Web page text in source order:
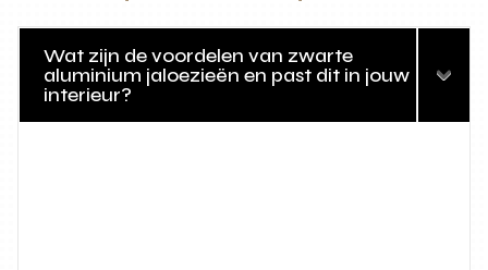
Wat zijn de voordelen van zwarte
aluminium jaloezieën en past dit in jouw
interieur?